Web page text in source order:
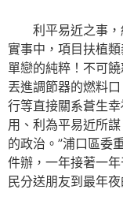
利平易近之事，
實事中，項目扶植
單戀的純粹！不可
丟進調節器的燃料
行等直接關系蒼生
用、利為平易近所
的政治。”浦口區委
件辦，一年接著一
民分送朋友到最年